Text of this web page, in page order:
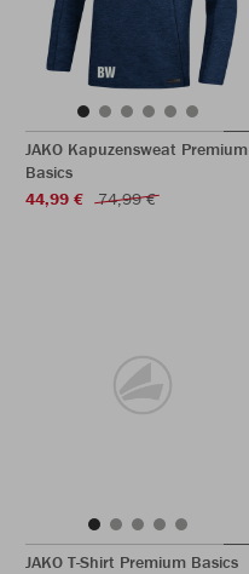
JAKO Kapuzensweat Premium
Basics
44,99 €
74,99 €
JAKO T-Shirt Premium Basics